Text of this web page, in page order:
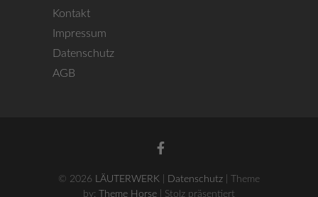
Kontakt
Impressum
Datenschutz
AGB
© 2026 LÄUTERWERK Datenschutz | Theme
by: Theme Horse | Stolz präsentiert